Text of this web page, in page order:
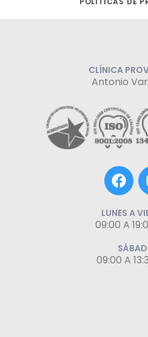
CLÍNICA
Antonio
F
a
c
e
b
o
o
LUNES A
09:00 A
09:00 A